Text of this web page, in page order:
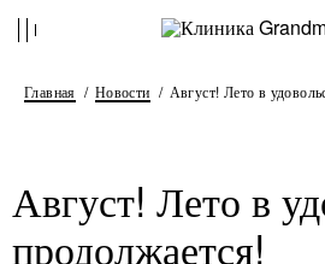
Главная Новости Август! Лето в
Август! Лето в
продолжается!